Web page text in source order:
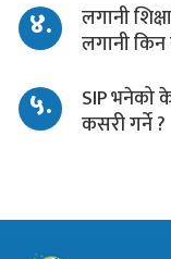
४.
लगानी
लगानी किन
५.
SIP भनेको
कसरी गर्ने ?